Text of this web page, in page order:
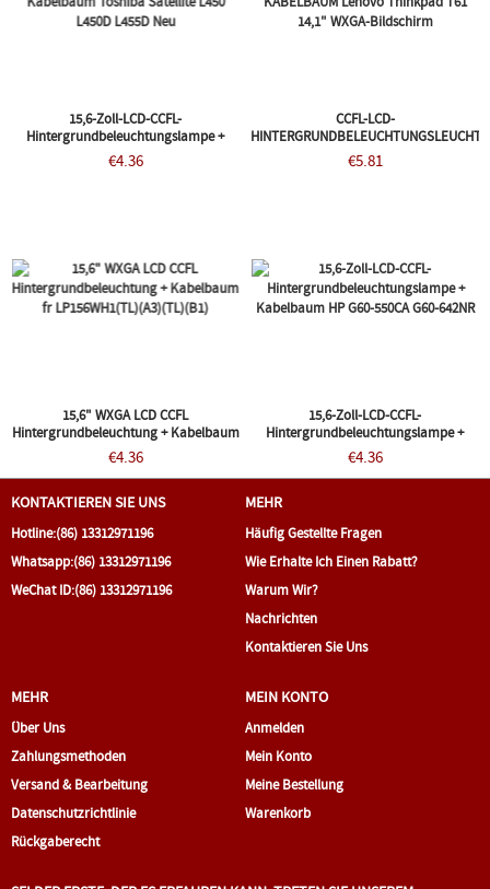
15,6-Zoll-LCD-CCFL-
Hintergrundbeleuchtungslampe +
Kabelbaum Toshiba Satellite L450
L450D L455D Neu
€4.36
CCFL-LCD-
HINTERGRUNDBELEUCHTUNGSLEUCHTE
KABELBAUM Lenovo Thinkpad T61
14,1" WXGA-Bildschirm
€5.81
15,6" WXGA LCD CCFL
Hintergrundbeleuchtung + Kabelbaum
Fr LP156WH1(TL)(A3)(TL)(B1)
€4.36
15,6-Zoll-LCD-CCFL-
Hintergrundbeleuchtungslampe +
Kabelbaum HP G60-550CA G60-642NR
€4.36
KONTAKTIEREN SIE UNS
Hotline:(86) 13312971196
Whatsapp:(86) 13312971196
WeChat ID:(86) 13312971196
MEHR
Häufig Gestellte Fragen
Wie Erhalte Ich Einen Rabatt?
Warum Wir?
Nachrichten
Kontaktieren Sie Uns
MEHR
Über Uns
Zahlungsmethoden
Versand & Bearbeitung
Datenschutzrichtlinie
Rückgaberecht
MEIN KONTO
Anmelden
Mein Konto
Meine Bestellung
Warenkorb